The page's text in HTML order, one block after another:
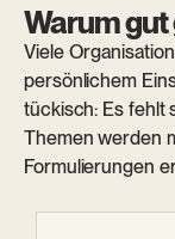
Warum gut
Viele
persönlichem
tückisch: Es fehlt
Themen werden
Formulierungen